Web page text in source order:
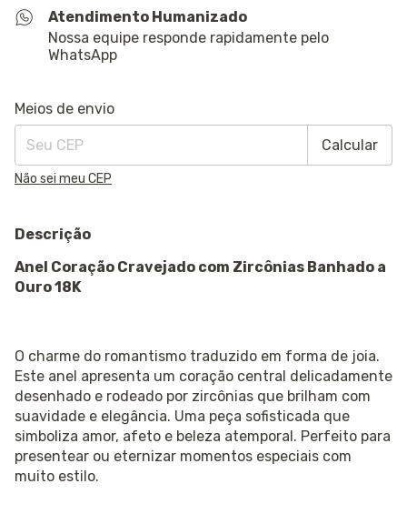
Atendimento Humanizado
Nossa equipe responde rapidamente pelo
WhatsApp
Entregas para o CEP:
Meios de envio
Calcular
Não sei meu CEP
Descrição
Anel Coração Cravejado com Zircônias Banhado a
Ouro 18K
O charme do romantismo traduzido em forma de joia.
Este anel apresenta um coração central delicadamente
desenhado e rodeado por zircônias que brilham com
suavidade e elegância. Uma peça sofisticada que
simboliza amor, afeto e beleza atemporal. Perfeito para
presentear ou eternizar momentos especiais com
muito estilo.